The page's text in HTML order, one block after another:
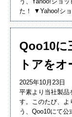
た！ ▼Yahoo!シ
Qoo10に
トアを
2025年10月23日
平素より当社製品
す。このたび、よ
う、Qoo10にて公